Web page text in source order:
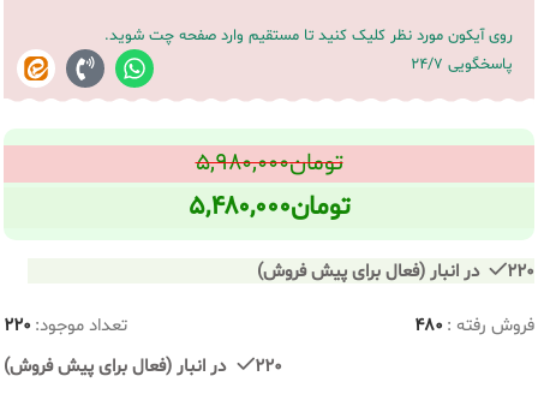
روی آیکون مورد نظر کلیک کنید تا مستقیم وارد صفحه چت شوید.
پاسخگویی 24/7
تومان۵,۹۸۰,۰۰۰
تومان۵,۴۸۰,۰۰۰
220 در انبار (فعال برای پیش فروش)
فروش رفته : 480 تعداد موجود: 220
220 در انبار (فعال برای پیش فروش)